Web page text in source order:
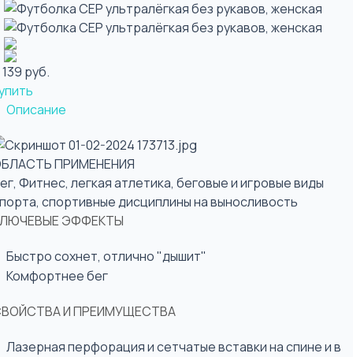
руб.
Описание
ПРИМЕНЕНИЯ
Фитнес, легкая атлетика, беговые и игровые виды
спортивные дисциплины на выносливость
ЭФФЕКТЫ
Быстро сохнет, отлично "дышит"
Комфортнее бег
И ПРЕИМУЩЕСТВА
Лазерная перфорация и сетчатые вставки на спине и в